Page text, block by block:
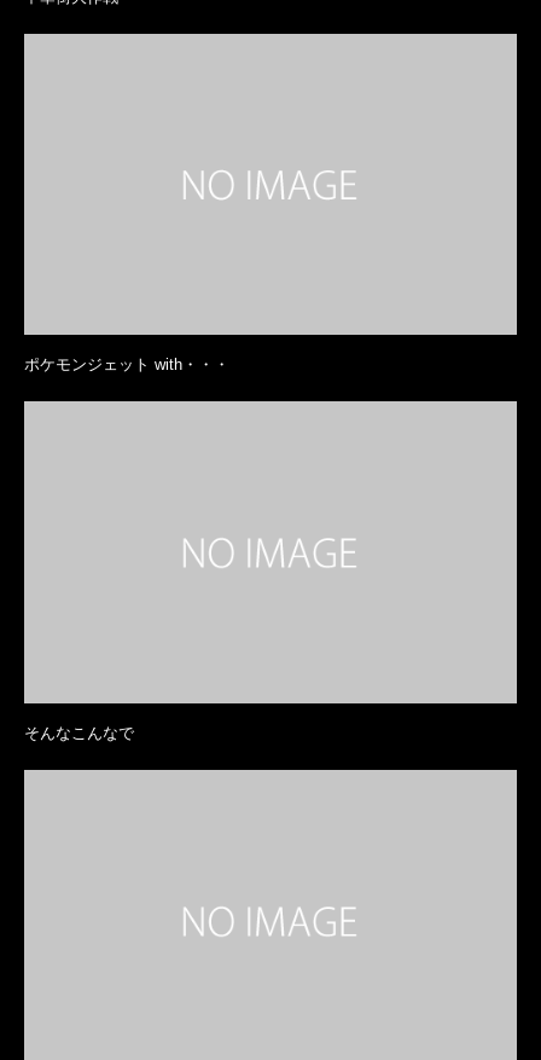
ポケモンジェット with・・・
そんなこんなで